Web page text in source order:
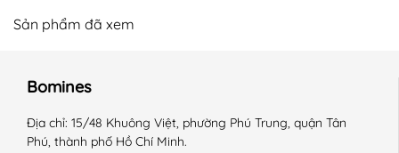
Sản phẩm đã xem
Bomines
Địa chỉ: 15/48 Khuông Việt, phường Phú Trung, quận Tân
Phú, thành phố Hồ Chí Minh.